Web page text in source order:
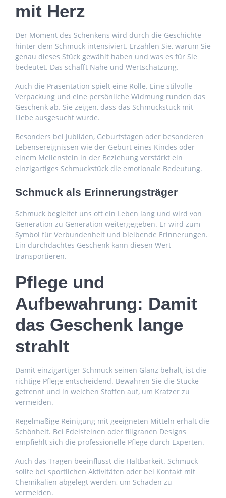
mit Herz
Der Moment des Schenkens wird durch die Geschichte
hinter dem Schmuck intensiviert. Erzählen Sie, warum Sie
genau dieses Stück gewählt haben und was es für Sie
bedeutet. Das schafft Nähe und Wertschätzung.
Auch die Präsentation spielt eine Rolle. Eine stilvolle
Verpackung und eine persönliche Widmung runden das
Geschenk ab. Sie zeigen, dass das Schmuckstück mit
Liebe ausgesucht wurde.
Besonders bei Jubiläen, Geburtstagen oder besonderen
Lebensereignissen wie der Geburt eines Kindes oder
einem Meilenstein in der Beziehung verstärkt ein
einzigartiges Schmuckstück die emotionale Bedeutung.
Schmuck als Erinnerungsträger
Schmuck begleitet uns oft ein Leben lang und wird von
Generation zu Generation weitergegeben. Er wird zum
Symbol für Verbundenheit und bleibende Erinnerungen.
Ein durchdachtes Geschenk kann diesen Wert
transportieren.
Pflege und
Aufbewahrung: Damit
das Geschenk lange
strahlt
Damit einzigartiger Schmuck seinen Glanz behält, ist die
richtige Pflege entscheidend. Bewahren Sie die Stücke
getrennt und in weichen Stoffen auf, um Kratzer zu
vermeiden.
Regelmäßige Reinigung mit geeigneten Mitteln erhält die
Schönheit. Bei Edelsteinen oder filigranen Designs
empfiehlt sich die professionelle Pflege durch Experten.
Auch das Tragen beeinflusst die Haltbarkeit. Schmuck
sollte bei sportlichen Aktivitäten oder bei Kontakt mit
Chemikalien abgelegt werden, um Schäden zu
vermeiden.